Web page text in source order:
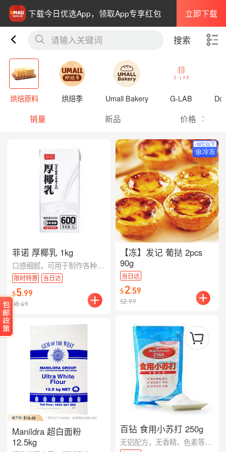
下载今日优选App，领取App专享红包 立即下载
请输入关键词 搜索
烘焙原料 烘焙季 Umall Bakery G-LAB
销量 新品 价格
菲诺 厚椰乳 1kg
口感细腻，可用于制作各种饮品，椰香浓郁
限时特惠
当日达
$5.99
$8.49
Manildra 超白面粉
12.5kg
【冻】发记 葡挞 2pcs
90g
当日达
$2.59
$2.99
百钻 食用小苏打 250g
无铝配方，无香精、色素等添加剂